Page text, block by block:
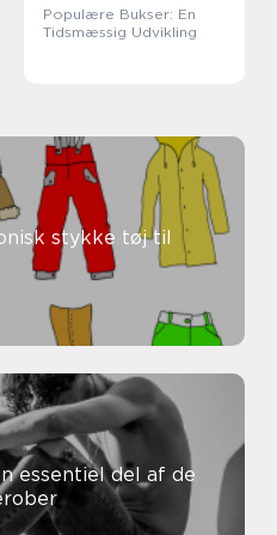
Populære Bukser: En
Tidsmæssig Udvikling
stykke tøj til
essentiel del af de